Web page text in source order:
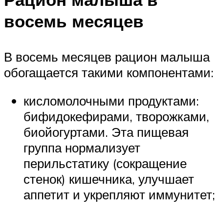
восемь месяцев
В восемь месяцев рацион малыша
обогащается такими компонентами:
кисломолочными продуктами:
бифидокефирами, творожками,
биойогуртами. Эта пищевая
группа нормализует
перильстатику (сокращение
стенок) кишечника, улучшает
аппетит и укрепляют иммунитет;